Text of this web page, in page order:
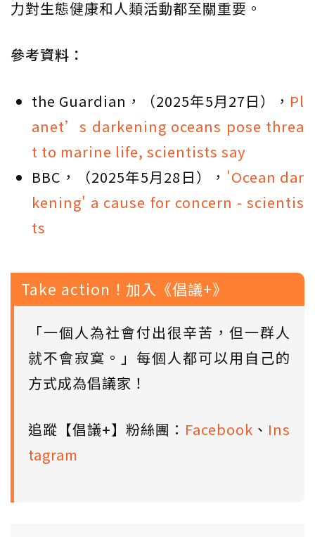
力對生態健康和人類活動都至關重要。
參考資料：
the Guardian，（2025年5月27日）， Pl
anet’s darkening oceans pose threa
t to marine life, scientists say
BBC，（2025年5月28日）， 'Ocean dar
kening' a cause for concern - scientis
ts
Take action！加入《倡議+》
「一個人為社會付出很辛苦，但一群人
就不會寂寞。」每個人都可以用自己的
方式成為倡議家！
追蹤【倡議+】粉絲團： Facebook 、 Ins
tagram